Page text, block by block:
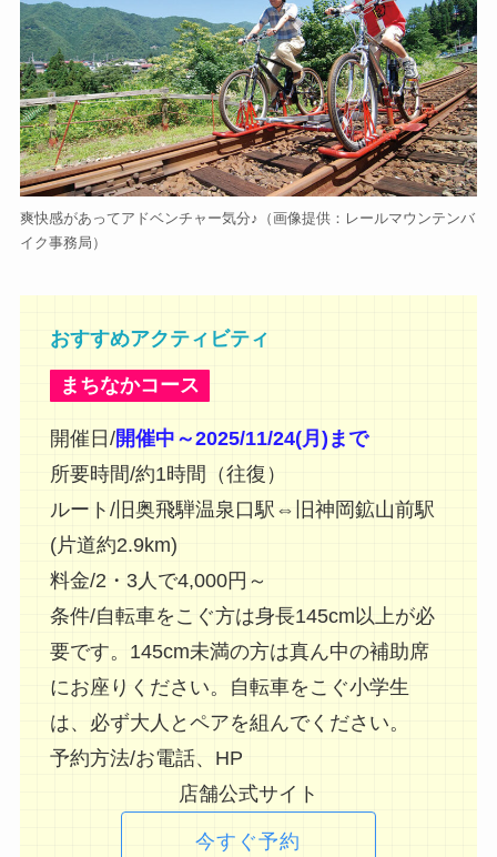
爽快感があってアドベンチャー気分♪（画像提供：レールマウンテンバ
イク事務局）
おすすめアクティビティ
まちなかコース
開催日/開催中～2025/11/24(月)まで
所要時間/約1時間（往復）
ルート/旧奥飛騨温泉口駅⇔旧神岡鉱山前駅
(片道約2.9km)
料金/2・3人で4,000円～
条件/自転車をこぐ方は身長145cm以上が必
要です。145cm未満の方は真ん中の補助席
にお座りください。自転車をこぐ小学生
は、必ず大人とペアを組んでください。
予約方法/お電話、HP
店舗公式サイト
今すぐ予約